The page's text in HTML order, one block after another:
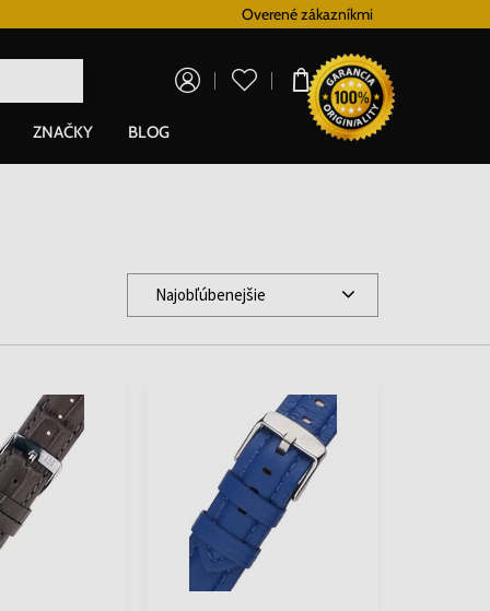
Overené zákazníkmi
0,00 €
ZNAČKY BLOG
Najobľúbenejšie